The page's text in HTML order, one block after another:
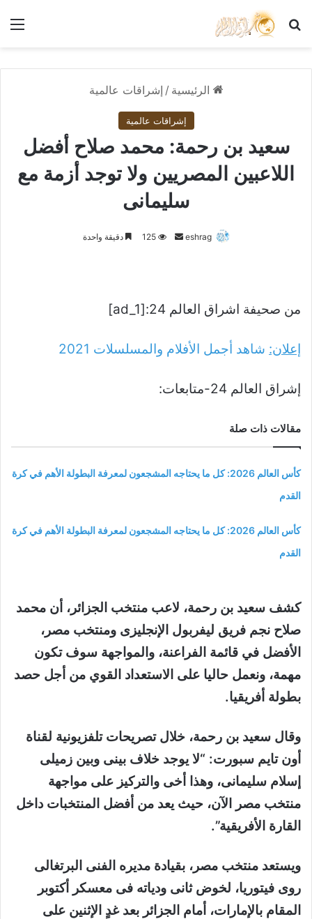
بحث عن
الرئيسية / إشراقات عالمية
إشراقات عالمية
سعيد بن رحمة: محمد صلاح أفضل
اللاعبين المصريين ولا توجد أزمة مع
سليمانى
eshrag
أرسل125 دقيقة واحدة
من صحيفة اشراق العالم 24:[ad_1]
إعلان: شاهد أجمل الأفلام والمسلسلات 2021
إشراق العالم 24-متابعات:
مقالات ذات صلة
كأس العالم 2026: كل ما يحتاجه المشجعون لمعرفة البطولة الأهم في كرة
القدم
كأس العالم 2026: كل ما يحتاجه المشجعون لمعرفة البطولة الأهم في كرة
القدم
كشف سعيد بن رحمة، لاعب منتخب الجزائر، أن محمد
صلاح نجم فريق ليفربول الإنجليزى ومنتخب مصر،
الأفضل في قائمة الفراعنة، والمواجهة سوف تكون
مهمة، ونعمل حاليا على الاستعداد القوي من أجل حصد
بطولة أفريقيا.
وقال سعيد بن رحمة، خلال تصريحات تلفزيونية لقناة
أون تايم سبورت: “لا يوجد خلاف بينى وبين زميلى
إسلام سليمانى، وهذا أخى والتركيز على مواجهة
منتخب مصر الآن، حيث يعد من أفضل المنتخبات داخل
القارة الأفريقية”.
ويستعد منتخب مصر، بقيادة مديره الفنى البرتغالى
روى فيتوريا، لخوض ثانى ودياته فى معسكر أكتوبر
المقام بالإمارات، أمام الجزائر بعد غدٍ الإثنين على